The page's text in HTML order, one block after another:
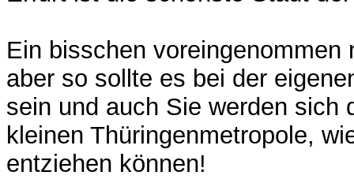
Ein bisschen voreingenommen
aber so sollte es bei der
sein und auch Sie werden sich
kleinen Thüringenmetropole,
entziehen können!